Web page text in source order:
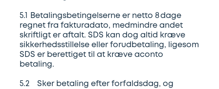
5.1 Betalingsbetingelserne er netto 8 dage
regnet fra fakturadato, medmindre andet
skriftligt er aftalt. SDS kan dog altid kræve
sikkerhedsstillelse eller forudbetaling, ligesom
SDS er berettiget til at kræve aconto
betaling.
5.2 Sker betaling efter forfaldsdag, og